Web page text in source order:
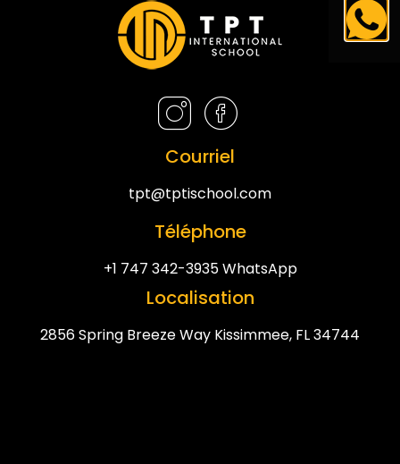
Courriel
tpt@tptischool.com
Téléphone
+1 747 342-3935 WhatsApp
Localisation
2856 Spring Breeze Way Kissimmee, FL 34744